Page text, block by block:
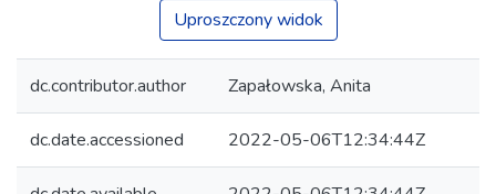
Uproszczony widok
dc.contributor.author Zapałowska, Anita
dc.date.accessioned 2022-05-06T12:34:44Z